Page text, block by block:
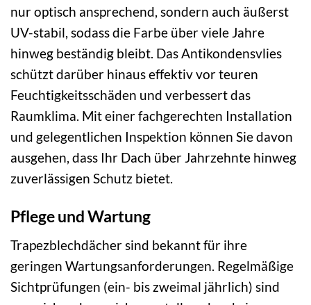
nur optisch ansprechend, sondern auch äußerst
UV-stabil, sodass die Farbe über viele Jahre
hinweg beständig bleibt. Das Antikondensvlies
schützt darüber hinaus effektiv vor teuren
Feuchtigkeitsschäden und verbessert das
Raumklima. Mit einer fachgerechten Installation
und gelegentlichen Inspektion können Sie davon
ausgehen, dass Ihr Dach über Jahrzehnte hinweg
zuverlässigen Schutz bietet.
Pflege und Wartung
Trapezblechdächer sind bekannt für ihre
geringen Wartungsanforderungen. Regelmäßige
Sichtprüfungen (ein- bis zweimal jährlich) sind